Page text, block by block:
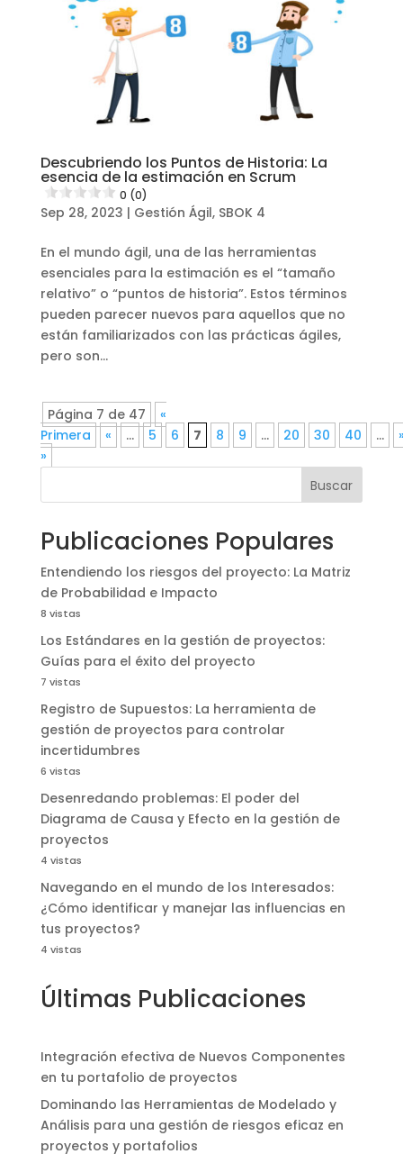
Descubriendo los Puntos de Historia: La
esencia de la estimación en Scrum
0 (0)
Sep 28, 2023 | Gestión Ágil, SBOK 4
En el mundo ágil, una de las herramientas
esenciales para la estimación es el “tamaño
relativo” o “puntos de historia”. Estos términos
pueden parecer nuevos para aquellos que no
están familiarizados con las prácticas ágiles,
pero son...
Página 7 de 47
«
Primera
« ... 5 6 7 8 9 ... 20 30 40 ...
»
Buscar
Publicaciones Populares
Entendiendo los riesgos del proyecto: La Matriz
de Probabilidad e Impacto
8 vistas
Los Estándares en la gestión de proyectos:
Guías para el éxito del proyecto
7 vistas
Registro de Supuestos: La herramienta de
gestión de proyectos para controlar
incertidumbres
6 vistas
Desenredando problemas: El poder del
Diagrama de Causa y Efecto en la gestión de
proyectos
4 vistas
Navegando en el mundo de los Interesados:
¿Cómo identificar y manejar las influencias en
tus proyectos?
4 vistas
Últimas Publicaciones
Integración efectiva de Nuevos Componentes
en tu portafolio de proyectos
Dominando las Herramientas de Modelado y
Análisis para una gestión de riesgos eficaz en
proyectos y portafolios